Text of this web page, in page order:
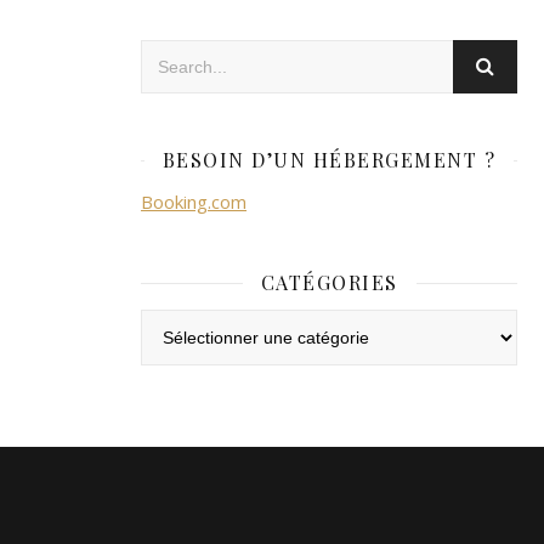
BESOIN D’UN HÉBERGEMENT ?
Booking.com
CATÉGORIES